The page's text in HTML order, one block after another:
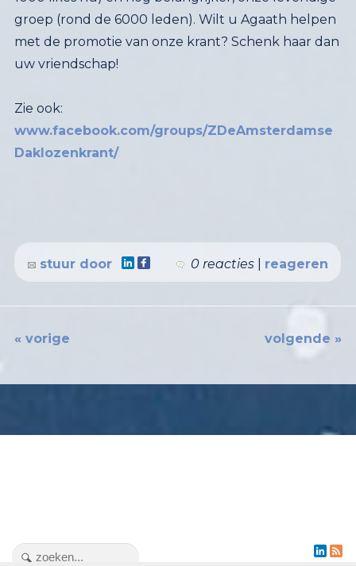
uw vriendschap!
Zie ook:
www.facebook.com/groups/ZDeAmsterdamse
Daklozenkrant/
0 reacties reageren
stuur door
« vorige volgende »